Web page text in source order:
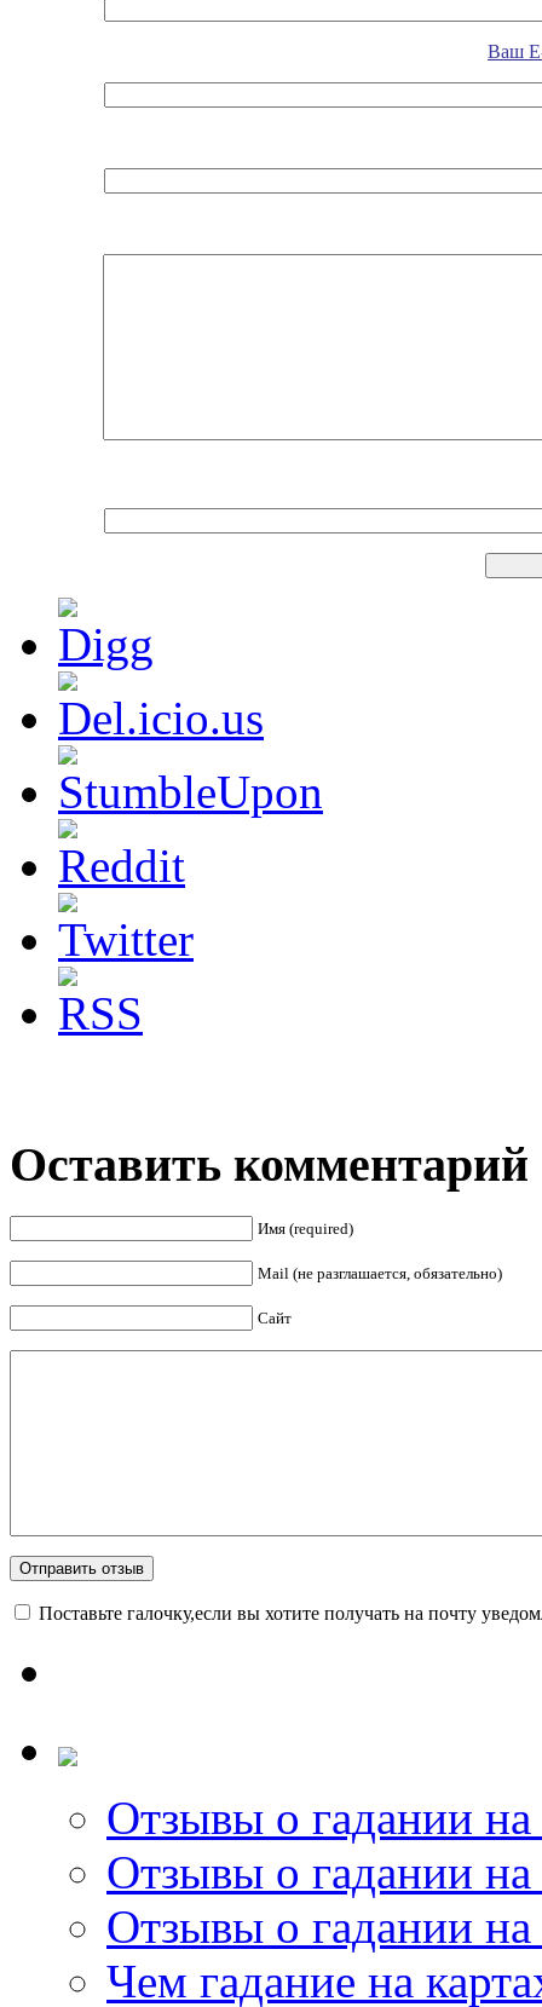
Ваш
Оставить комментарий
Имя (required)
Mail (не разглашается, обязательно)
Сайт
Поставьте галочку,если вы хотите получать на почту
Отзывы о гадании на
Отзывы о гадании на
Отзывы о гадании на
Чем гадание на